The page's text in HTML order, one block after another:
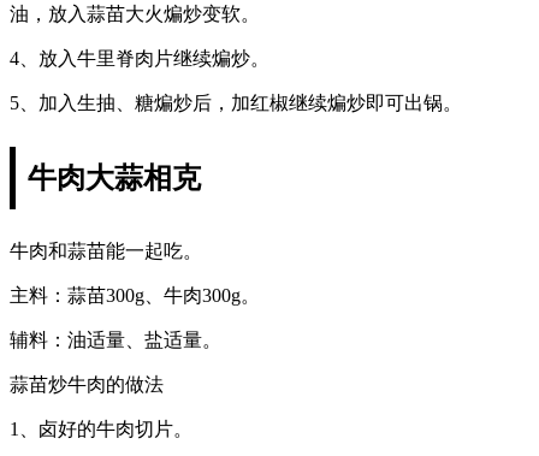
油，放入蒜苗大火煸炒变软。
4、放入牛里脊肉片继续煸炒。
5、加入生抽、糖煸炒后，加红椒继续煸炒即可出锅。
牛肉大蒜相克
牛肉和蒜苗能一起吃。
主料：蒜苗300g、牛肉300g。
辅料：油适量、盐适量。
蒜苗炒牛肉的做法
1、卤好的牛肉切片。